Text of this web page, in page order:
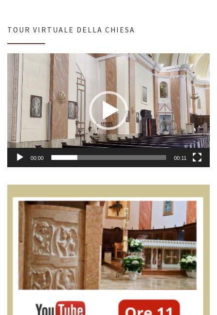
TOUR VIRTUALE DELLA CHIESA
Video
Player
00:00 00:11